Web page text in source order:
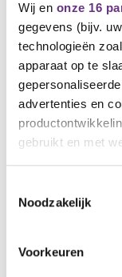
Wij en onze 16
gegevens (bijv.
technologieën
apparaat op te
advertenties en
gebruikt en met
Informatie
Uw
scannen op
Noodzakelijk
Voorkeuren
periode die
een
gevallen
verliezen,
in het
Stemming
Leden van
de
Jaap van den